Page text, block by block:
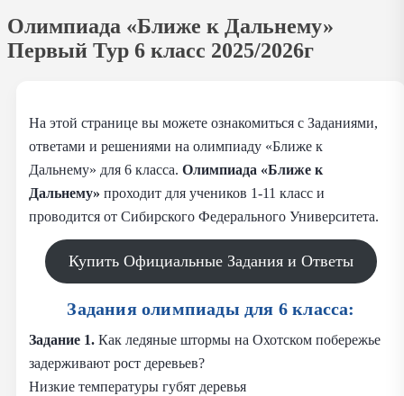
Олимпиада «Ближе к Дальнему»
Первый Тур 6 класс 2025/2026г
На этой странице вы можете ознакомиться с Заданиями,
ответами и решениями на олимпиаду «Ближе к
Дальнему» для 6 класса. Олимпиада «Ближе к
Дальнему» проходит для учеников 1-11 класс и
проводится от Сибирского Федерального Университета.
Купить Официальные Задания и Ответы
Задания олимпиады для 6 класса:
Задание 1. Как ледяные штормы на Охотском побережье
задерживают рост деревьев?
Низкие температуры губят деревья